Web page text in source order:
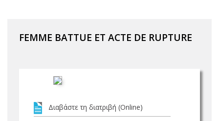
FEMME BATTUE ET ACTE DE RUPTURE
Διαβάστε τη διατριβή (Online)